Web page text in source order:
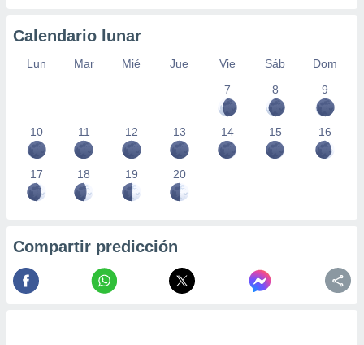
Calendario lunar
Lun Mar Mié Jue Vie Sáb
Dom
7
8 9
10 11 12 13 14 15 16
17 18 19 20
Compartir predicción